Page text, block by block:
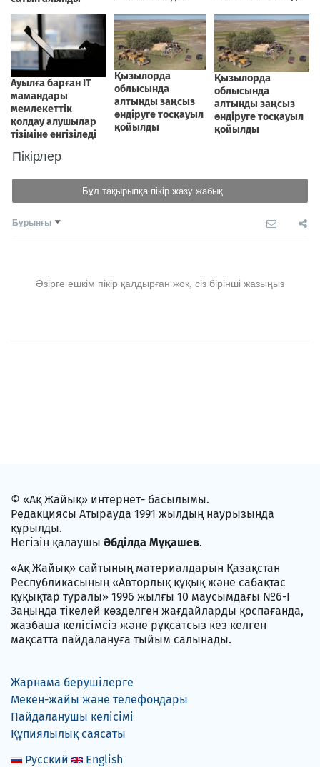
Пікірлер
Бұл тақырыпқа пікір жазу жабық
Бұрынғы
Әзірге ешкім пікір қалдырған жоқ, сіз бірінші жазыңыз
© «Ақ Жайық» интернет- басылымы.
Редакциясы Атырауда 1991 жылдың наурызында
құрылды.
Негізін қалаушы Әбділда Мұқашев.
«Ақ Жайық» сайтының материалдарын Қазақстан
Республикасының «Авторлық құқық және сабақтас
құқықтар туралы» 1996 жылғы 10 маусымдағы №6-I
Заңында тікелей көзделген жағдайларды қоспағанда,
жазбаша келісімсіз және рұқсатсыз кез келген
мақсатта пайдалануға тыйым салынады.
Жарнама берушілерге
Мекен-жайы және телефондары
Пайдаланушы келісімі
Құпиялылық саясаты
Русский
English